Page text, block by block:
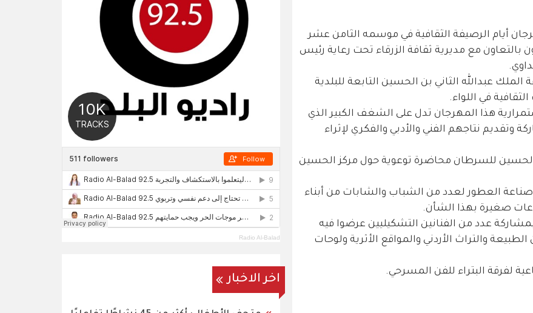
أيام الرصيفة الثقافية في موسمه الثامن عشر
بالتعاون مع مديرية ثقافة الزرقاء تحت رعاية رئيس
عبدالله الثاني بن الحسين التابعة للبلدية
في اللواء.
هذا المهرجان تدل على الشغف الكبير الذي
نتاجهم الفني والأدبي والفكري لإثراء
للسرطان محاضرة توعوية حول مركز الحسين
صناعة العطور لعدد من الشباب والشابات من أبناء
صغيرة بهذا الشأن.
عدد من الفنانين التشكيليين عرضوا فيه
والتراث الأردني والمواقع الأثرية ولوحات
لفرقة البتراء للفن المسرحي.
Radio Al-Balad
اخر الاخبار